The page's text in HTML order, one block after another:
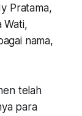
Pratama,
Wati,
nama,
telah
para